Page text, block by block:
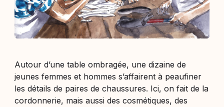
Autour d’une table ombragée, une dizaine de
jeunes femmes et hommes s’affairent à peaufiner
les détails de paires de chaussures. Ici, on fait de la
cordonnerie, mais aussi des cosmétiques, des